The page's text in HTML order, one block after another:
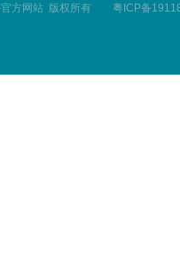
-官方网站 版权所有 粤ICP备